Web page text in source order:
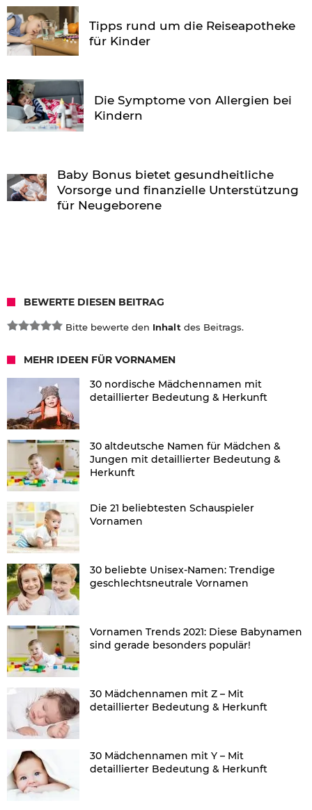
Tipps rund um die Reiseapotheke
für Kinder
Die Symptome von Allergien bei
Kindern
Baby Bonus bietet gesundheitliche
Vorsorge und finanzielle Unterstützung
für Neugeborene
BEWERTE DIESEN BEITRAG
Bitte bewerte den Inhalt des Beitrags.
MEHR IDEEN FÜR VORNAMEN
30 nordische Mädchennamen mit
detaillierter Bedeutung & Herkunft
30 altdeutsche Namen für Mädchen &
Jungen mit detaillierter Bedeutung &
Herkunft
Die 21 beliebtesten Schauspieler
Vornamen
30 beliebte Unisex-Namen: Trendige
geschlechtsneutrale Vornamen
Vornamen Trends 2021: Diese Babynamen
sind gerade besonders populär!
30 Mädchennamen mit Z – Mit
detaillierter Bedeutung & Herkunft
30 Mädchennamen mit Y – Mit
detaillierter Bedeutung & Herkunft